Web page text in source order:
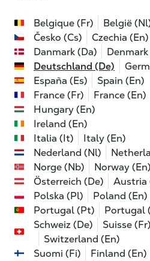
Belgique (Fr) België
Česko (Cs)
Czechia (En)
Danmark (Da)
Deutschland (De)
España (Es)
Spain (En)
France (Fr)
France (En)
Hungary (En)
Ireland (En)
Italia (It)
Italy (En)
Nederland (Nl)
Norge (Nb)
Norway (En)
Österreich (De)
Austria
Polska (Pl)
Poland (En)
Portugal (Pt)
Portugal
Schweiz (De)
Suisse (Fr)
Switzerland (En)
Suomi (Fi)
Finland (En)